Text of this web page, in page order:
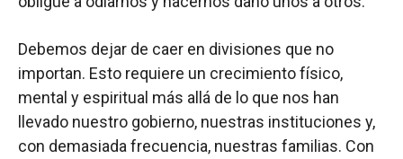
Debemos dejar de caer en divisiones que no
importan. Esto requiere un crecimiento físico,
mental y espiritual más allá de lo que nos han
llevado nuestro gobierno, nuestras instituciones y,
con demasiada frecuencia, nuestras familias. Con